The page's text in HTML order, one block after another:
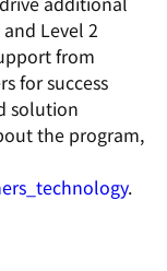
Level 2
from
for success
solution
the program,
.